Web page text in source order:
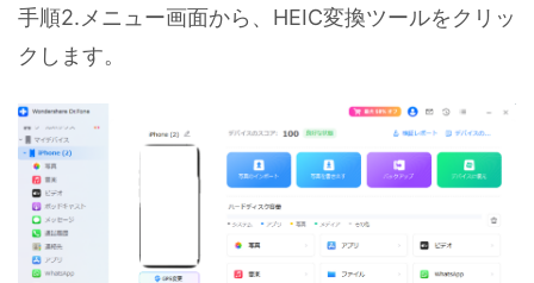
手順2.メニュー画面から、HEIC変換ツールをクリッ
クします。